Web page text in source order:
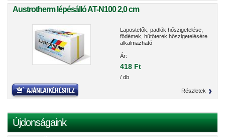
Austrotherm lépésálló AT-N100 2,0 cm
Lapostetők, padlók hőszigetelése,
födémek, hűtőterek hőszigetelésére
alkalmazható
Ár:
418 Ft
/ db
Részletek
Újdonságaink